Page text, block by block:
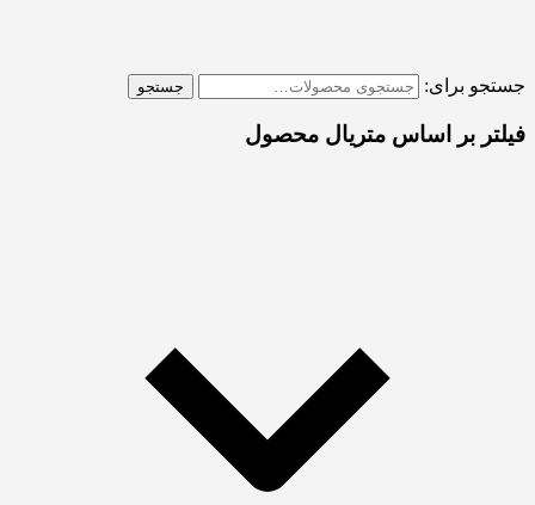
جستجو برای: جستجو
فیلتر بر اساس متریال محصول